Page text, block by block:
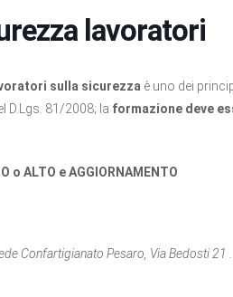
lavoratori
sulla sicurezza è uno dei
D.Lgs. 81/2008; la formazione deve
o ALTO e AGGIORNAMENTO
Confartigianato Pesaro, Via Bedosti 21 .